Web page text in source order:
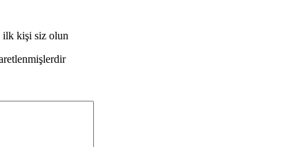
kişi siz olun